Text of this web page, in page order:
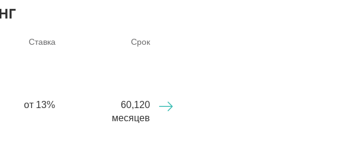
Ставка Срок
от 13%
60,120
месяцев